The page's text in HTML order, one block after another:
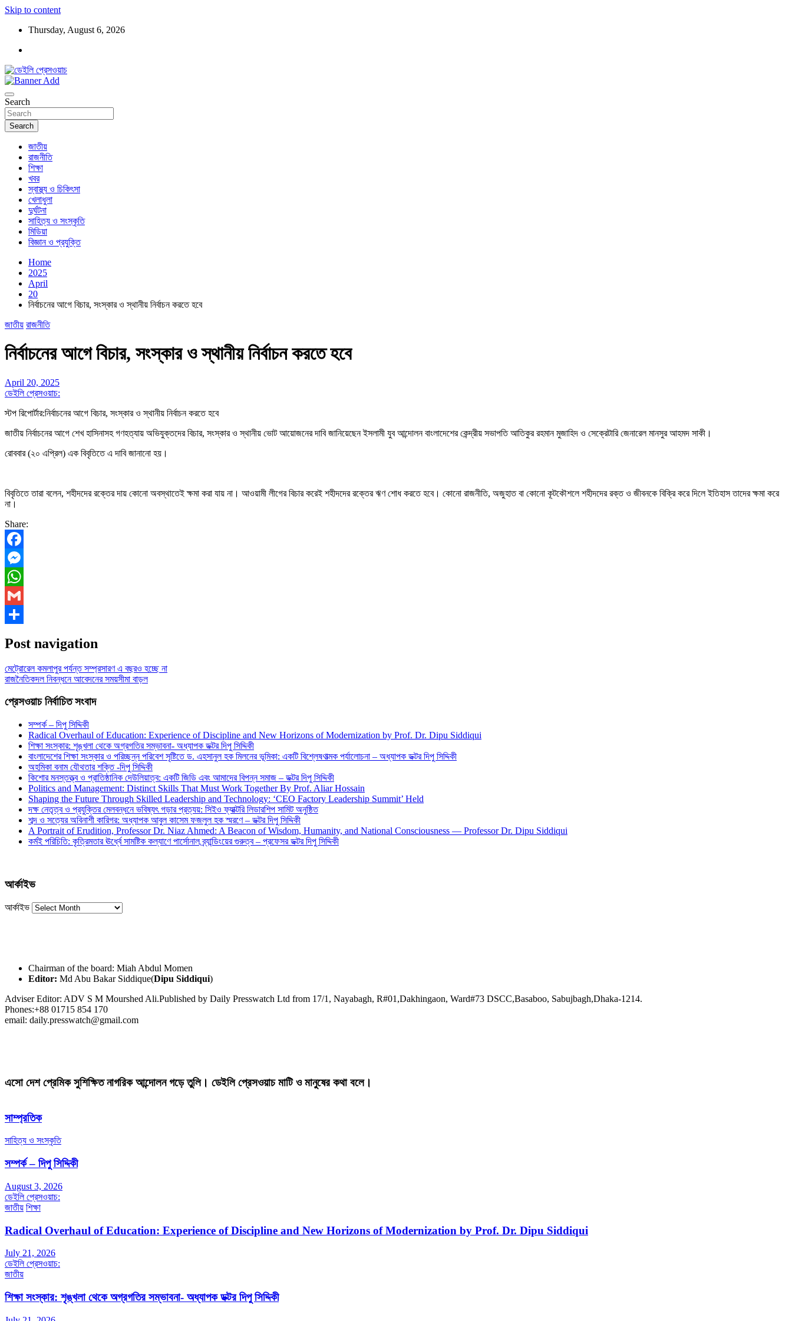
Skip to content
Thursday, August 6, 2026
ডেইলি প্রেসওয়াচ
Search
Search
জাতীয়
রাজনীতি
শিক্ষা
খবর
স্বাস্থ্য ও চিকিৎসা
খেলাধুলা
দুর্ঘটনা
সাহিত্য ও সংস্কৃতি
মিডিয়া
বিজ্ঞান ও প্রযুক্তি
Home
2025
April
20
নির্বাচনের আগে বিচার, সংস্কার ও স্থানীয় নির্বাচন করতে হবে
জাতীয় রাজনীতি
নির্বাচনের আগে বিচার, সংস্কার ও স্থানীয় নির্বাচন করতে হবে
April 20, 2025
ডেইলি প্রেসওয়াচ:
স্টপ রিপোর্টার:নির্বাচনের আগে বিচার, সংস্কার ও স্থানীয় নির্বাচন করতে হবে
জাতীয় নির্বাচনের আগে শেখ হাসিনাসহ গণহত্যায় অভিযুক্তদের বিচার, সংস্কার ও স্থানীয় ভোট আয়োজনের দাবি জানিয়েছেন ইসলামী যুব আন্দোলন বাংলাদেশের কেন্দ্রীয় সভাপতি আতিকুর রহমান মুজাহিদ ও সেক্রেটারি জেনারেল মানসুর আহমদ সাকী।
রোববার (২০ এপ্রিল) এক বিবৃতিতে এ দাবি জানানো হয়।
বিবৃতিতে তারা বলেন, শহীদদের রক্তের দায় কোনো অবস্থাতেই ক্ষমা করা যায় না। আওয়ামী লীগের বিচার করেই শহীদদের রক্তের ঋণ শোধ করতে হবে। কোনো রাজনীতি, অজুহাত বা কোনো কূটকৌশলে শহীদদের রক্ত ও জীবনকে বিক্রি করে দিলে ইতিহাস তাদের ক্ষমা করে
না।
Share:
Facebook
Messenger
WhatsApp
Gmail
Post navigation
মেট্রোরেল কমলাপুর পর্যন্ত সম্প্রসারণ এ বছরও হচ্ছে না
রাজনৈতিকদল নিবন্ধনে আবেদনের সময়সীমা বাড়ল
প্রেসওয়াচ নির্বাচিত সংবাদ
সম্পর্ক – দিপু সিদ্দিকী
Radical Overhaul of Education: Experience of Discipline and New Horizons of Modernization by Prof. Dr. Dipu Siddiqui
শিক্ষা সংস্কার: শৃঙ্খলা থেকে অগ্রগতির সম্ভাবনা- অধ্যাপক ডক্টর দিপু সিদ্দিকী
বাংলাদেশের শিক্ষা সংস্কার ও পরিচ্ছন্ন পরিবেশ সৃষ্টিতে ড. এহসানুল হক মিলনের ভূমিকা: একটি বিশ্লেষণাত্মক পর্যালোচনা – অধ্যাপক ডক্টর দিপু সিদ্দিকী
অহমিকা বনাম যৌথতার শক্তি -দিপু সিদ্দিকী
কিশোর মনস্তত্ত্ব ও প্রাতিষ্ঠানিক দেউলিয়াত্ব: একটি জিডি এবং আমাদের বিপন্ন সমাজ – ডক্টর দিপু সিদ্দিকী
Politics and Management: Distinct Skills That Must Work Together By Prof. Aliar Hossain
Shaping the Future Through Skilled Leadership and Technology: ‘CEO Factory Leadership Summit’ Held
দক্ষ নেতৃত্ব ও প্রযুক্তির মেলবন্ধনে ভবিষ্যৎ গড়ার প্রত্যয়: সিইও ফ্যাক্টরি লিডারশিপ সামিট অনুষ্ঠিত
শব্দ ও সত্যের অবিনাশী কারিগর: অধ্যাপক আবুল কাসেম ফজলুল হক স্মরণে – ডক্টর দিপু সিদ্দিকী
A Portrait of Erudition, Professor Dr. Niaz Ahmed: A Beacon of Wisdom, Humanity, and National Consciousness — Professor Dr. Dipu Siddiqui
কর্মই পরিচিতি: কৃত্রিমতার ঊর্ধ্বে সামষ্টিক কল্যাণে পার্সোনাল ব্র্যান্ডিংয়ের গুরুত্ব – প্রফেসর ডক্টর দিপু সিদ্দিকী
আর্কাইভ
আর্কাইভ
Chairman of the board: Miah Abdul Momen
Editor: Md Abu Bakar Siddique(Dipu Siddiqui)
Adviser Editor: ADV S M Mourshed Ali.Published by Daily Presswatch Ltd from 17/1, Nayabagh, R#01,Dakhingaon, Ward#73 DSCC,Basaboo, Sabujbagh,Dhaka-1214.
Phones:+88 01715 854 170
email: daily.presswatch@gmail.com
এসো দেশ প্রেমিক সুশিক্ষিত নাগরিক আন্দোলন গড়ে তুলি। ডেইলি প্রেসওয়াচ মাটি ও মানুষের কথা বলে।
সাম্প্রতিক
সাহিত্য ও সংস্কৃতি
সম্পর্ক – দিপু সিদ্দিকী
August 3, 2026
ডেইলি প্রেসওয়াচ:
জাতীয় শিক্ষা
Radical Overhaul of Education: Experience of Discipline and New Horizons of Modernization by Prof. Dr. Dipu Siddiqui
July 21, 2026
ডেইলি প্রেসওয়াচ:
জাতীয়
শিক্ষা সংস্কার: শৃঙ্খলা থেকে অগ্রগতির সম্ভাবনা- অধ্যাপক ডক্টর দিপু সিদ্দিকী